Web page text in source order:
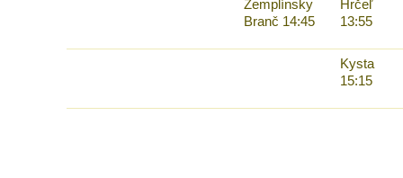
Zemplínsky
Branč 14:45
Hrčeľ
13:55
Kysta
15:15